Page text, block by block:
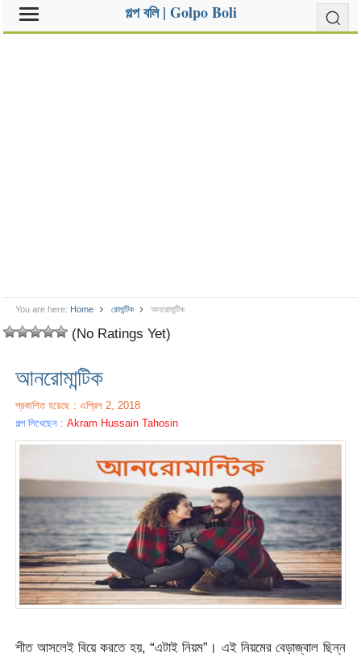
গল্প বলি | Golpo Boli
You are here: Home রোমান্টিক আনরোমান্টিক
(No Ratings Yet)
আনরোমান্টিক
প্রকাশিত হয়েছে : এপ্রিল 2, 2018
গল্প লিখেছেন :Akram Hussain Tahosin
শীত আসলেই বিয়ে করতে হয়, “এটাই নিয়ম”। এই নিয়মের বেড়াজ্বাল ছিন্ন